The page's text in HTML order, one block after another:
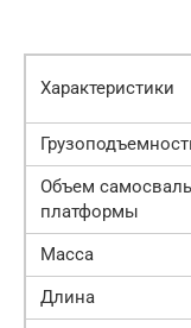
Характеристики
Объем
платформы
Масса
Длина